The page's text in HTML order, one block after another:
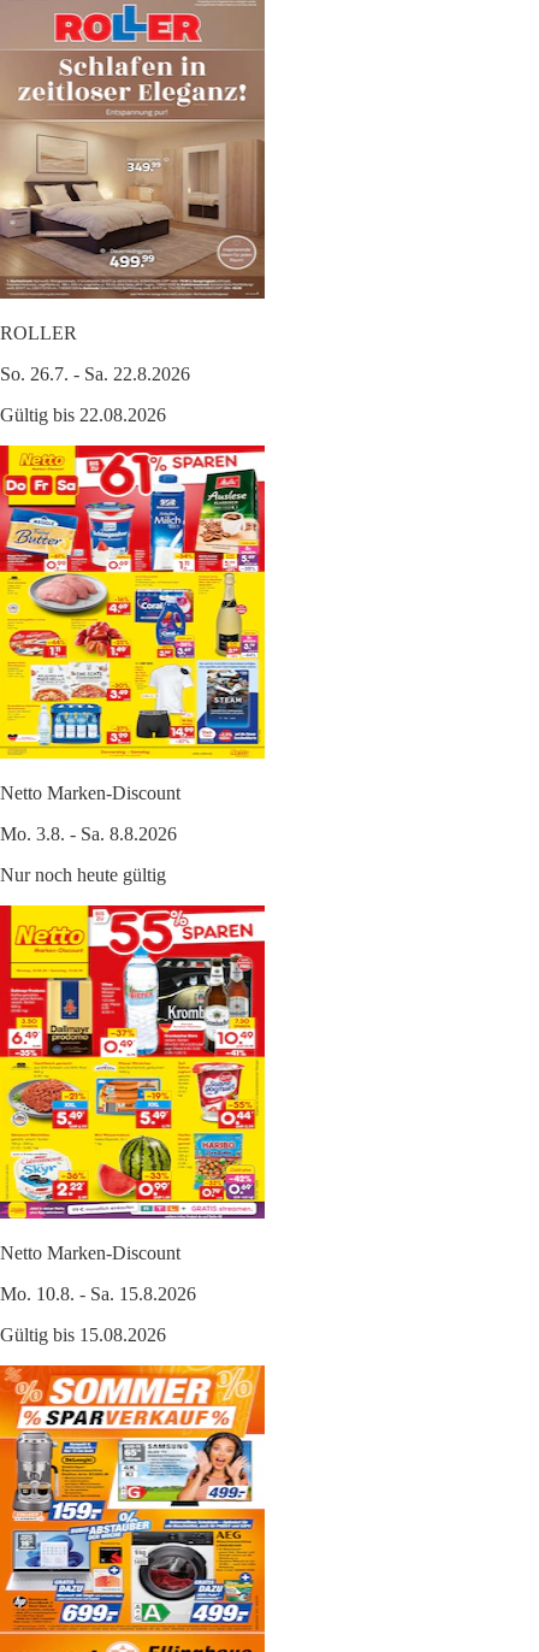
ROLLER
So. 26.7. - Sa. 22.8.2026
Gültig bis 22.08.2026
Netto Marken-Discount
Mo. 3.8. - Sa. 8.8.2026
Nur noch heute gültig
Netto Marken-Discount
Mo. 10.8. - Sa. 15.8.2026
Gültig bis 15.08.2026